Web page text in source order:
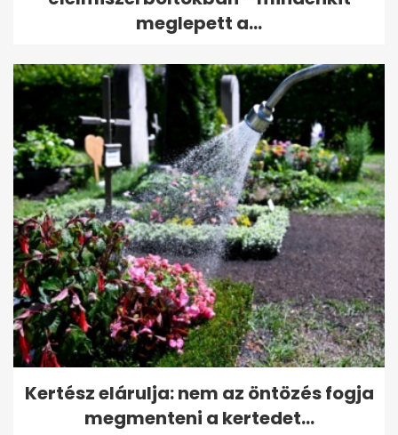
meglepett a...
Kertész elárulja: nem az öntözés fogja
megmenteni a kertedet...